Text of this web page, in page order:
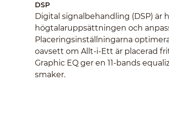
DSP
Digital signalbehandling (DSP)
högtalaruppsättningen och
Placeringsinställningarna
oavsett om Allt-i-Ett är placerad
Graphic EQ ger en 11-bands
smaker.